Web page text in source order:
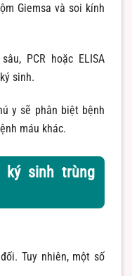
Giemsa và soi kính
PCR hoặc ELISA
sinh.
y sẽ phân biệt bệnh
máu khác.
ký sinh trùng
Tuy nhiên, một số